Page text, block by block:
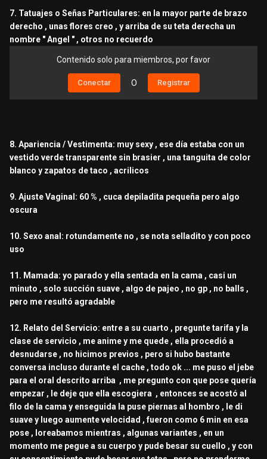
7. Tatuajes o Señas Particulares: en la mayor parte de brazo
derecho , unas flores creo , y arriba de su teta derecha un
nombre " Angel " , otros no recuerdo
Contenido solo para miembros, por favor
Conectar O Registrar
8. Apariencia / Vestimenta: muy sexy , ese día estaba con un
vestido verde transparente sin brasier , una tanguita de color
blanco y zapatos de taco , acrilicos
9. Ajuste Vaginal: 60 % , cuca depiladita pequeña pero algo
oscura
10. Sexo anal: rotundamente no , se nota selladito y con poco
uso
11. Mamada: yo parado y ella sentada en la cama , casi un
minuto , solo succión suave , algo de pajeo , no gp , no balls ,
pero me resultó agradable
12. Relato del Servicio: entre a su cuarto , pregunte tarifa y la
clase de servicio , me anime y me quede , ella procedió a
desnudarse , no hicimos previos , pero si hubo bastante
conversa incluso durante el cache , todo ok ... me puso el jebe
para el oral descrito arriba , me pregunto con que pose quería
empezar , le deje que ella escogiera , entonces se acostó al
filo de la cama y enseguida la puse piernas al hombro , le di
suave y luego aumente velocidad , fueron como 6 min en esa
pose , loreabamos mientras , algunas variantes , en un
momento me pegue a su cuerpo y pude besar su cuello , y con